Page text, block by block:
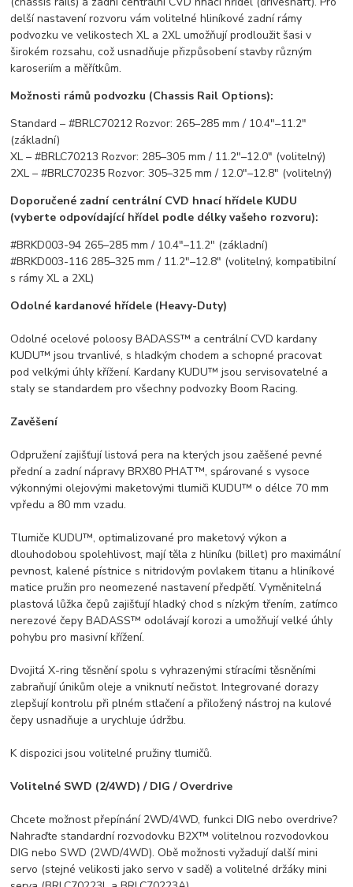
delší nastavení rozvoru vám volitelné hliníkové zadní rámy
podvozku ve velikostech XL a 2XL umožňují prodloužit šasi v
širokém rozsahu, což usnadňuje přizpůsobení stavby různým
karoseriím a měřítkům.
Možnosti rámů podvozku (Chassis Rail Options):
Standard – #BRLC70212 Rozvor: 265–285 mm / 10.4"–11.2"
(základní)
XL – #BRLC70213 Rozvor: 285–305 mm / 11.2"–12.0" (volitelný)
2XL – #BRLC70235 Rozvor: 305–325 mm / 12.0"–12.8" (volitelný)
Doporučené zadní centrální CVD hnací hřídele KUDU
(vyberte odpovídající hřídel podle délky vašeho rozvoru):
#BRKD003-94 265–285 mm / 10.4"–11.2" (základní)
#BRKD003-116 285–325 mm / 11.2"–12.8" (volitelný, kompatibilní
s rámy XL a 2XL)
Odolné kardanové hřídele (Heavy-Duty)
Odolné ocelové poloosy BADASS™ a centrální CVD kardany
KUDU™ jsou trvanlivé, s hladkým chodem a schopné pracovat
pod velkými úhly křížení. Kardany KUDU™ jsou servisovatelné a
staly se standardem pro všechny podvozky Boom Racing.
Zavěšení
Odpružení zajišťují listová pera na kterých jsou zaěšené pevné
přední a zadní nápravy BRX80 PHAT™, spárované s vysoce
výkonnými olejovými maketovými tlumiči KUDU™ o délce 70 mm
vpředu a 80 mm vzadu.
Tlumiče KUDU™, optimalizované pro maketový výkon a
dlouhodobou spolehlivost, mají těla z hliníku (billet) pro maximální
pevnost, kalené pístnice s nitridovým povlakem titanu a hliníkové
matice pružin pro neomezené nastavení předpětí. Vyměnitelná
plastová lůžka čepů zajišťují hladký chod s nízkým třením, zatímco
nerezové čepy BADASS™ odolávají korozi a umožňují velké úhly
pohybu pro masivní křížení.
Dvojitá X-ring těsnění spolu s vyhrazenými stíracími těsněními
zabraňují únikům oleje a vniknutí nečistot. Integrované dorazy
zlepšují kontrolu při plném stlačení a přiložený nástroj na kulové
čepy usnadňuje a urychluje údržbu.
K dispozici jsou volitelné pružiny tlumičů.
Volitelné SWD (2/4WD) / DIG / Overdrive
Chcete možnost přepínání 2WD/4WD, funkci DIG nebo overdrive?
Nahraďte standardní rozvodovku B2X™ volitelnou rozvodovkou
DIG nebo SWD (2WD/4WD). Obě možnosti vyžadují další mini
servo (stejné velikosti jako servo v sadě) a volitelné držáky mini